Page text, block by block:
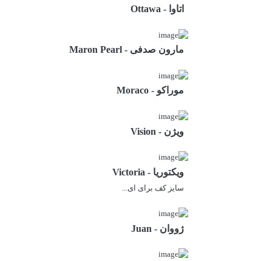
اتاوا - Ottawa
مارون صدفی - Maron Pearl
موراکو - Moraco
ویژن - Vision
ویکتوریا - Victoria
سایز کف برای ای...
ژووان - Juan